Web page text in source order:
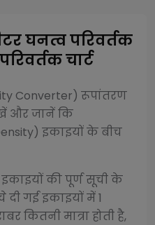
घनत्व परिवर्तक
चार्ट
Converter) रूपांतरण
और जानें कि
इकाइयों के बीच
इकाइयों की पूर्ण सूची के
गई इकाइयों में 1
कितनी मात्रा होती है,